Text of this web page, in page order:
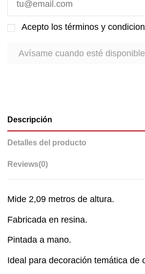
Acepto los términos y
Descripción
Detalles del producto
Reviews(0)
Mide 2,09 metros de altura.
Fabricada en resina.
Pintada a mano.
Ideal para decoración temática de